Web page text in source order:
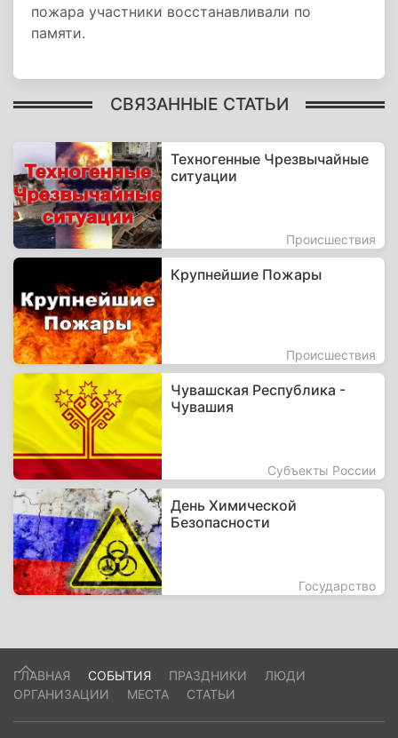
пожара участники восстанавливали по
памяти.
СВЯЗАННЫЕ СТАТЬИ
Техногенные Чрезвычайные
ситуации
Происшествия
Крупнейшие Пожары
Происшествия
Чувашская Республика -
Чувашия
Субъекты России
День Химической
Безопасности
Государство
ГЛАВНАЯ СОБЫТИЯ ПРАЗДНИКИ
ЛЮДИ
ОРГАНИЗАЦИИ
МЕСТА СТАТЬИ